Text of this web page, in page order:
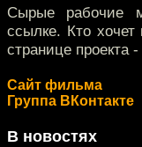
Сырые рабочие
ссылке. Кто
странице проекта
Сайт фильма
Группа ВКонтакте
В новостях